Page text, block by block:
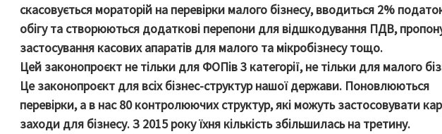
скасовується мораторій на перевірки малого бізнесу, вводиться 2%
обігу та створюються додаткові перепони для відшкодування ПДВ,
застосування касових апаратів для малого та мікробізнесу тощо.
Цей законопроєкт не тільки для ФОПів 3 категорії, не тільки для малого
Це законопроєкт для всіх бізнес-структур нашої держави. Поновлюються
перевірки, а в нас 80 контролюючих структур, які можуть застосовувати
заходи для бізнесу. З 2015 року їхня кількість збільшилась на третину.